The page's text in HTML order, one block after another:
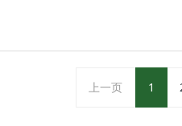
上一页 1